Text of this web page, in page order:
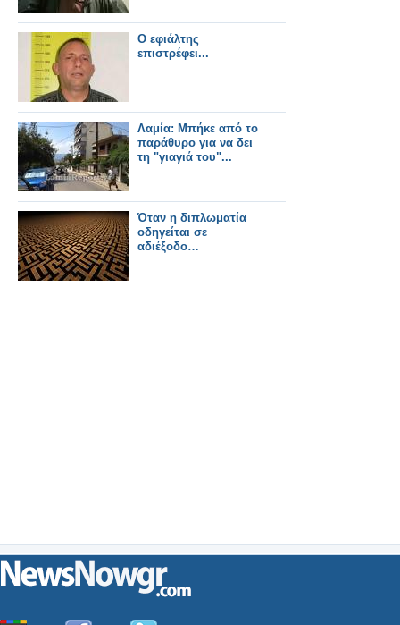
Ο εφιάλτης
επιστρέφει...
Λαμία: Μπήκε από το
παράθυρο για να δει
τη "γιαγιά του"...
Όταν η διπλωματία
οδηγείται σε
αδιέξοδο…